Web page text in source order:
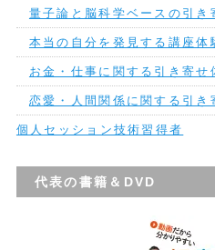
量子論と脳科学ベースの引き
本当の自分を発見する講座体
お金・仕事に関する引き寄せ
恋愛・人間関係に関する引き
個人セッション技術習得者
代表の書籍＆DVD